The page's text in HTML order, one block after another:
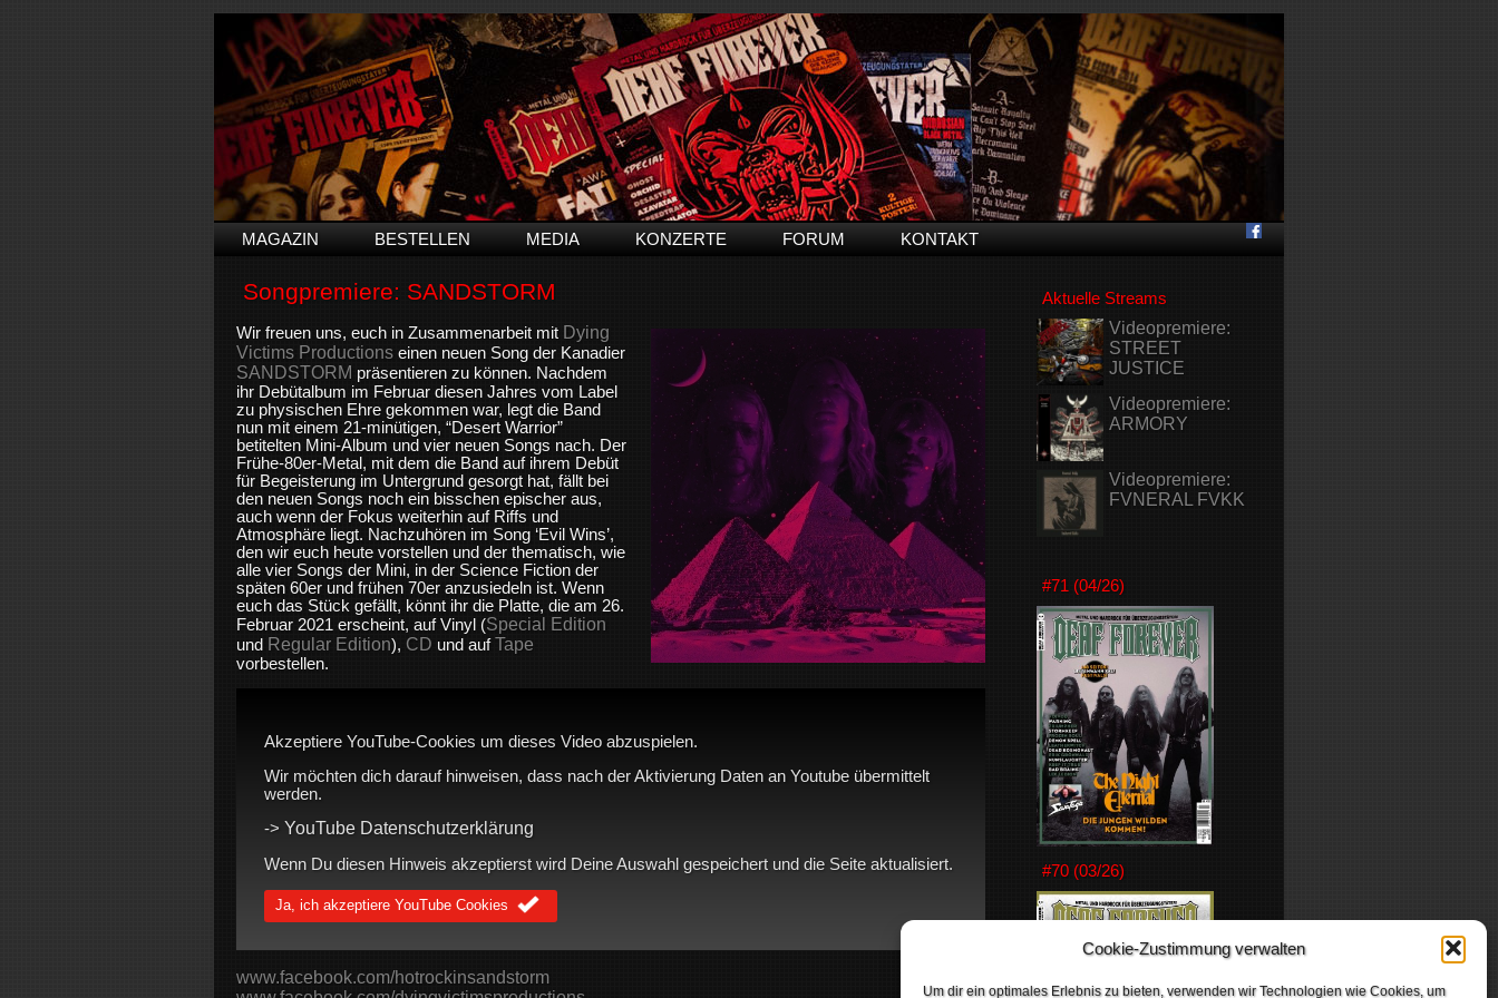
Cookie-Zustimmung verwalten
Um dir ein optimales Erlebnis zu bieten, verwenden wir Technologien wie Cookies, um
MAGAZIN BESTELLEN MEDIA KONZERTE FORUM KONTAKT
Songpremiere: SANDSTORM
Wir freuen uns, euch in Zusammenarbeit mit Dying
Victims Productions einen neuen Song der Kanadier
SANDSTORM präsentieren zu können. Nachdem
ihr Debütalbum im Februar diesen Jahres vom Label
zu physischen Ehre gekommen war, legt die Band
nun mit einem 21-minütigen, “Desert Warrior”
betitelten Mini-Album und vier neuen Songs nach. Der
Frühe-80er-Metal, mit dem die Band auf ihrem Debüt
für Begeisterung im Untergrund gesorgt hat, fällt bei
den neuen Songs noch ein bisschen epischer aus,
auch wenn der Fokus weiterhin auf Riffs und
Atmosphäre liegt. Nachzuhören im Song ‘Evil Wins’,
den wir euch heute vorstellen und der thematisch, wie
alle vier Songs der Mini, in der Science Fiction der
späten 60er und frühen 70er anzusiedeln ist. Wenn
euch das Stück gefällt, könnt ihr die Platte, die am 26.
Februar 2021 erscheint, auf Vinyl (Special Edition
und Regular Edition), CD und aufTape
vorbestellen.
Akzeptiere YouTube-Cookies um dieses Video abzuspielen.
Wir möchten dich darauf hinweisen, dass nach der Aktivierung Daten an Youtube übermittelt
werden.
-> YouTube Datenschutzerklärung
Wenn Du diesen Hinweis akzeptierst wird Deine Auswahl gespeichert und die Seite aktualisiert.
Ja, ich akzeptiere YouTube Cookies
www.facebook.com/hotrockinsandstorm
Aktuelle Streams
Videopremiere:
STREET
JUSTICE
Videopremiere:
ARMORY
Videopremiere:
FVNERAL FVKK
#71 (04/26)
#70 (03/26)